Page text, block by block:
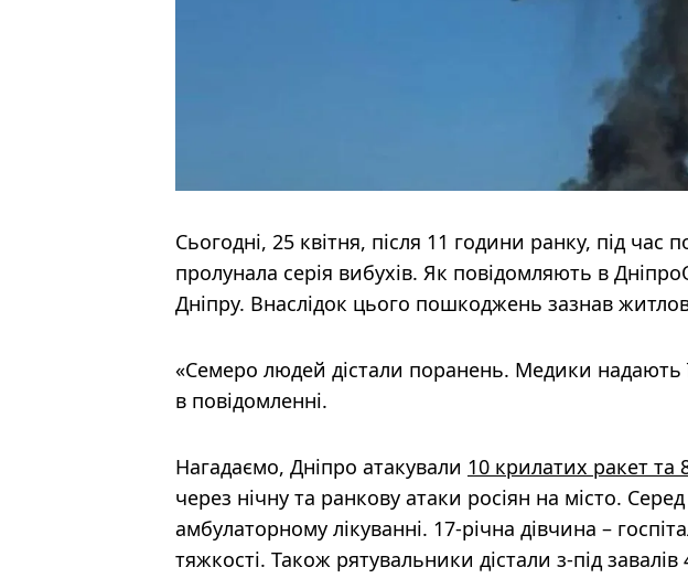
Сьогодні, 25 квітня, після 11 години ранку, під час
пролунала серія вибухів. Як повідомляють в
Дніпру. Внаслідок цього пошкоджень зазнав
«Семеро людей дістали поранень. Медики надають
в повідомленні.
Нагадаємо, Дніпро атакували 10 крилатих ракет та
через нічну та ранкову атаки росіян на місто.
амбулаторному лікуванні. 17-річна дівчина –
тяжкості. Також рятувальники дістали з-під